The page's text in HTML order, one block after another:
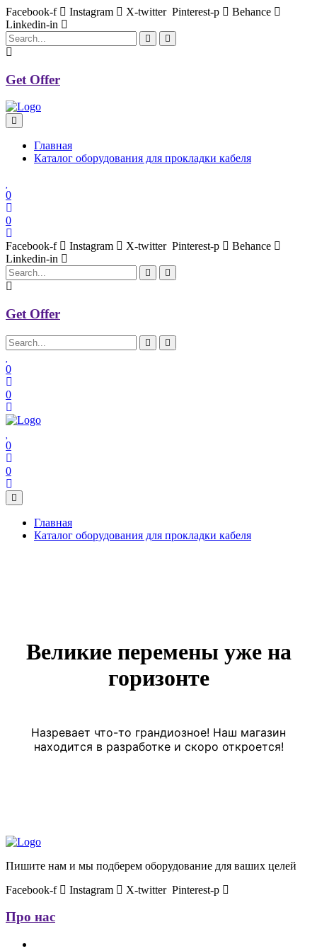
Facebook-f Instagram X-twitter Pinterest-p
Behance
Linkedin-in
Get Offer
Главная
Каталог оборудования для прокладки кабеля
0
0
Facebook-f Instagram X-twitter Pinterest-p
Behance
Linkedin-in
Get Offer
0
0
0
0
Главная
Каталог оборудования для прокладки кабеля
Великие перемены уже на
горизонте
Назревает что-то грандиозное! Наш магазин
находится в разработке и скоро откроется!
Пишите нам и мы подберем оборудование для ваших целей
Facebook-f
Instagram X-twitter Pinterest-p
Про нас